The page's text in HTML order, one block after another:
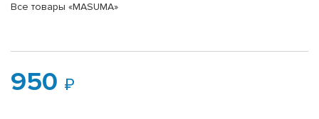
Все товары «MASUMA»
950